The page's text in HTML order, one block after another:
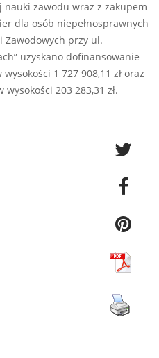
zawodu wraz z zakupem
dla osób niepełnosprawnych
Zawodowych przy ul.
uzyskano dofinansowanie
1 727 908,11 zł oraz
203 283,31 zł.